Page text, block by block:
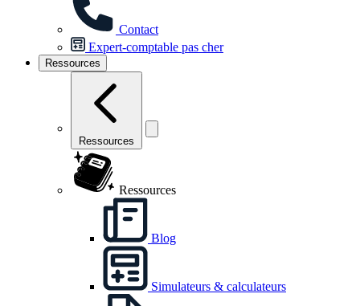
Contact
Expert-comptable pas cher
Ressources
Ressources
Ressources
Blog
Simulateurs & calculateurs